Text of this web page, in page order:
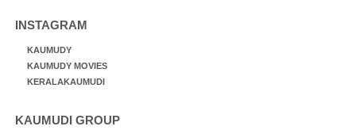
INSTAGRAM
KAUMUDY
KAUMUDY MOVIES
KERALAKAUMUDI
KAUMUDI GROUP